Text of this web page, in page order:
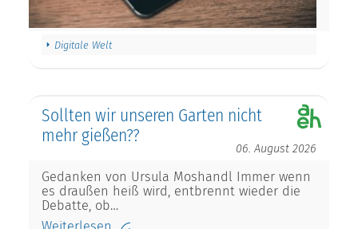
Digitale Welt
Sollten wir unseren Garten nicht
mehr gießen??
06. August 2026
Gedanken von Ursula Moshandl Immer wenn
es draußen heiß wird, entbrennt wieder die
Debatte, ob…